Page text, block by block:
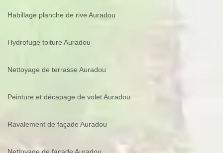
Habillage planche de rive Auradou
Hydrofuge toiture Auradou
Nettoyage de terrasse Auradou
Peinture et décapage de volet Auradou
Ravalement de façade Auradou